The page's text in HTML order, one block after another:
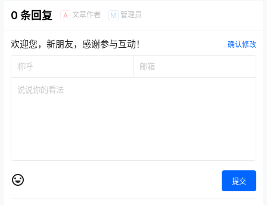
0 条回复 A 文章作者 M 管理员
欢迎您，新朋友，感谢参与互动！ 确认修改
提交